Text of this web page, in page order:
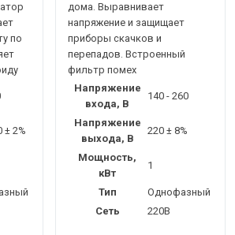
по
± 2%
дома. Выравнивает
напряжение и защищает
приборы скачков и
перепадов. Встроенный
фильтр помех
Напряжение
входа, В
140 - 260
Напряжение
выхода, В
220 ± 8%
Мощность,
кВт
1
Тип
Однофазный
Сеть
220В